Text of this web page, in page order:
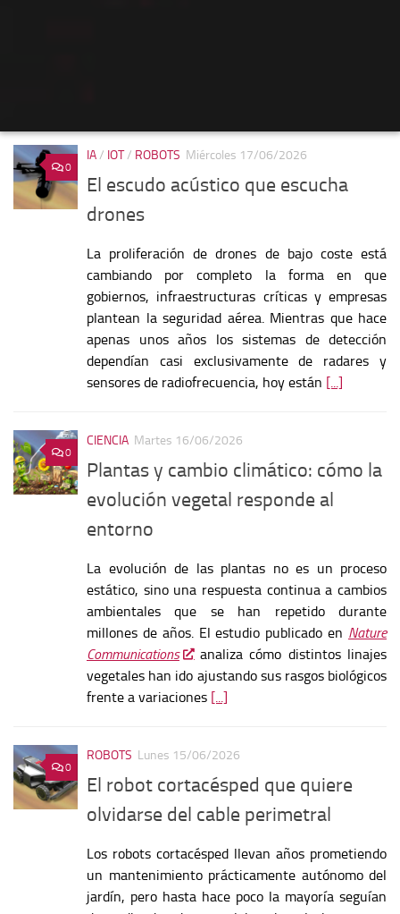
0
IA/ IOT/ ROBOTS Miércoles 17/06/2026
El escudo acústico que escucha
drones
La proliferación de drones de bajo coste está
cambiando por completo la forma en que
gobiernos, infraestructuras críticas y empresas
plantean la seguridad aérea. Mientras que hace
apenas unos años los sistemas de detección
dependían casi exclusivamente de radares y
sensores de radiofrecuencia, hoy están [...]
0
CIENCIA Martes 16/06/2026
Plantas y cambio climático: cómo la
evolución vegetal responde al
entorno
La evolución de las plantas no es un proceso
estático, sino una respuesta continua a cambios
ambientales que se han repetido durante
millones de años. El estudio publicado en Nature
Communications
analiza cómo distintos linajes
vegetales han ido ajustando sus rasgos biológicos
frente a variaciones [...]
0
ROBOTS Lunes 15/06/2026
El robot cortacésped que quiere
olvidarse del cable perimetral
Los robots cortacésped llevan años prometiendo
un mantenimiento prácticamente autónomo del
jardín, pero hasta hace poco la mayoría seguían